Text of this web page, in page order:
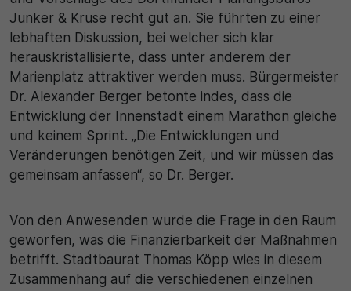
Junker & Kruse recht gut an. Sie führten zu einer
lebhaften Diskussion, bei welcher sich klar
herauskristallisierte, dass unter anderem der
Marienplatz attraktiver werden muss. Bürgermeister
Dr. Alexander Berger betonte indes, dass die
Entwicklung der Innenstadt einem Marathon gleiche
und keinem Sprint. „Die Entwicklungen und
Veränderungen benötigen Zeit, und wir müssen das
gemeinsam anfassen“, so Dr. Berger.
Von den Anwesenden wurde die Frage in den Raum
geworfen, was die Finanzierbarkeit der Maßnahmen
betrifft. Stadtbaurat Thomas Köpp wies in diesem
Zusammenhang auf die verschiedenen einzelnen
Zweck
Wird für statistische Zwecke verwendet, um
vorübergehende Daten des Besuchs zu speichern.